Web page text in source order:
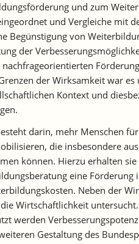
und zum
und Vergleiche mit
Begünstigung von
der
der Wirksamkeit war es
Kontext und
darin, mehr Menschen
die insbesondere
können. Hierzu erhalten
eine Förderung
Neben der
Wirtschaftlichkeit
werden
Gestaltung des